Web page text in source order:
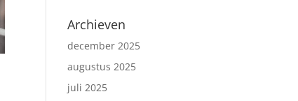
Archieven
december 2025
augustus 2025
juli 2025